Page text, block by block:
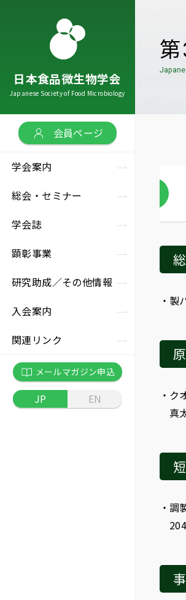
日本食品微生物学会
Japanese Society of Food Microbiology
会員ページ
学会案内
案内
us
案内トップ
食品微生物学会とは
会員
制度
総会・セミナー
・セミナー
・セミナートップ
総会
他セミナー
学会誌
誌
誌トップ
食品微生物学会雑誌
記事へのアクセス
顕彰事業
事業
事業トップ
賞
研究助成／その他情報
助成／
他情報
grant
助成／
他情報トップ
基金
助成
入会案内
関連リンク
リンク
リンクトップ
会員企業・団体
メールマガジン申込
JP EN
製
ク
真
調
204